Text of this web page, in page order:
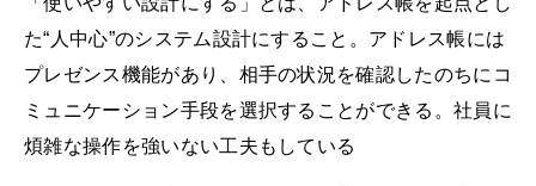
た“人中心”のシステム設計にすること。アドレス帳には
プレゼンス機能があり、相手の状況を確認したのちにコ
ミュニケーション手段を選択することができる。社員に
煩雑な操作を強いない工夫もしている